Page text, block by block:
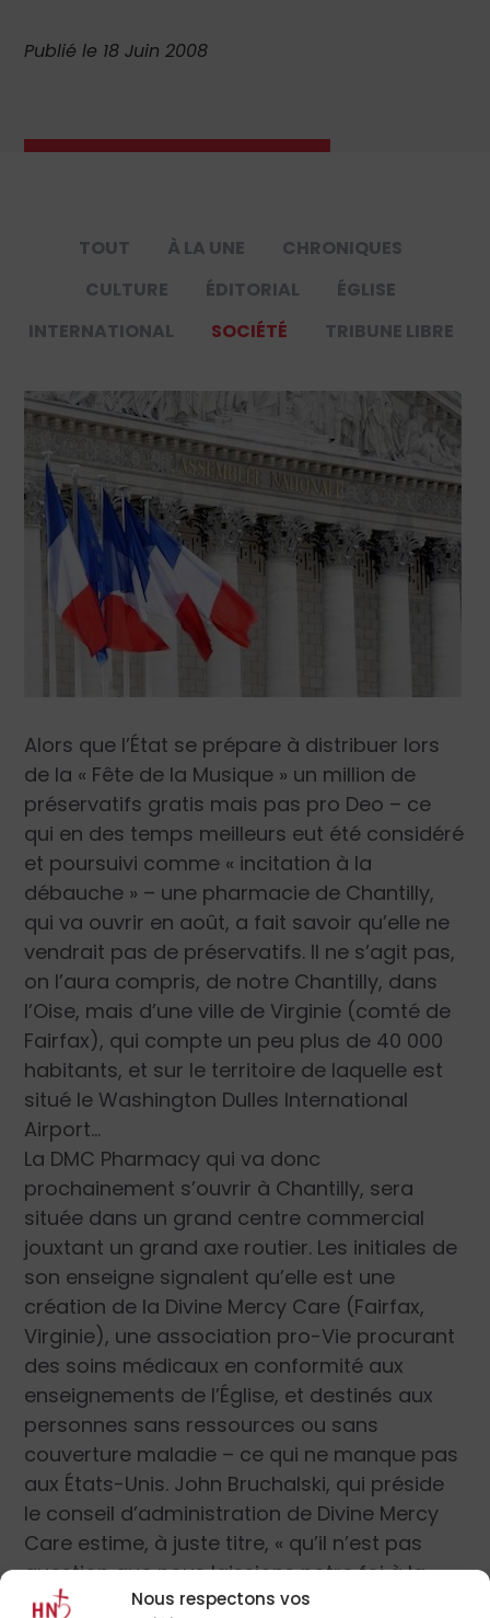
Nous respectons vos
Publié le 18 Juin 2008
TOUT À LA UNE
CHRONIQUES
CULTURE
ÉDITORIAL
ÉGLISE
INTERNATIONAL
SOCIÉTÉ TRIBUNE LIBRE
Alors que l’État se prépare à distribuer lors
de la « Fête de la Musique » un million de
préservatifs gratis mais pas pro Deo – ce
qui en des temps meilleurs eut été considéré
et poursuivi comme « incitation à la
débauche » – une pharmacie de Chantilly,
qui va ouvrir en août, a fait savoir qu’elle ne
vendrait pas de préservatifs. Il ne s’agit pas,
on l’aura compris, de notre Chantilly, dans
l’Oise, mais d’une ville de Virginie (comté de
Fairfax), qui compte un peu plus de 40 000
habitants, et sur le territoire de laquelle est
situé le Washington Dulles International
Airport…
La DMC Pharmacy qui va donc
prochainement s’ouvrir à Chantilly, sera
située dans un grand centre commercial
jouxtant un grand axe routier. Les initiales de
son enseigne signalent qu’elle est une
création de la Divine Mercy Care (Fairfax,
Virginie), une association pro-Vie procurant
des soins médicaux en conformité aux
enseignements de l’Église, et destinés aux
personnes sans ressources ou sans
couverture maladie – ce qui ne manque pas
aux États-Unis. John Bruchalski, qui préside
le conseil d’administration de Divine Mercy
Care estime, à juste titre, « qu’il n’est pas
question que nous laissions notre foi à la
porte des officines » – car il existe sept